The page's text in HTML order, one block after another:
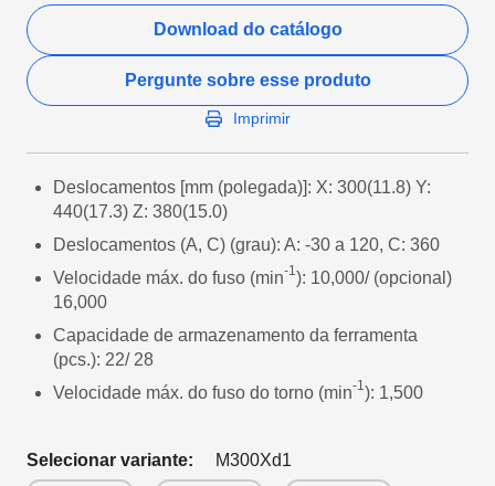
Download do catálogo
Pergunte sobre esse produto
Imprimir
Deslocamentos [mm (polegada)]: X: 300(11.8) Y:
440(17.3) Z: 380(15.0)
Deslocamentos (A, C) (grau): A: -30 a 120, C: 360
Velocidade máx. do fuso (min-1): 10,000/ (opcional)
16,000
Capacidade de armazenamento da ferramenta
(pcs.): 22/ 28
Velocidade máx. do fuso do torno (min-1): 1,500
Selecionar variante: M300Xd1